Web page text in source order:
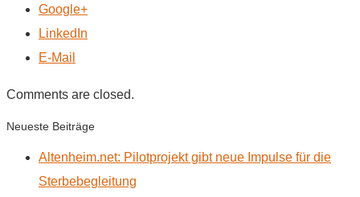
Google+
LinkedIn
E-Mail
Comments are closed.
Neueste Beiträge
Altenheim.net: Pilotprojekt gibt neue Impulse für die
Sterbebegleitung